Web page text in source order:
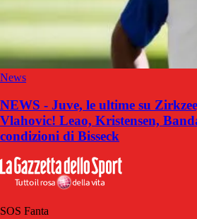
News
NEWS - Juve, le ultime su
Vlahovic! Leao, Kristensen,
condizioni di Bisseck
SOS Fanta